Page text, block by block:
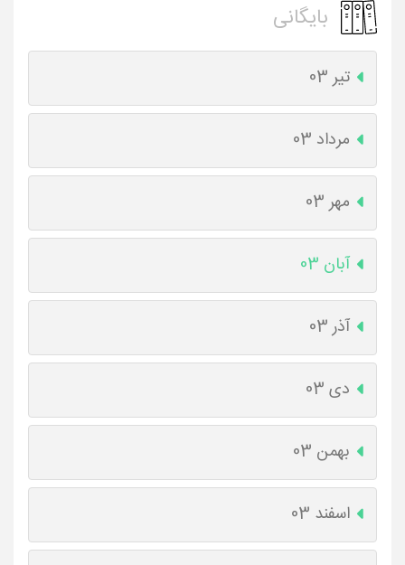
بایگانی
تیر 03
مرداد 03
مهر 03
آبان 03
آذر 03
دی 03
بهمن 03
اسفند 03